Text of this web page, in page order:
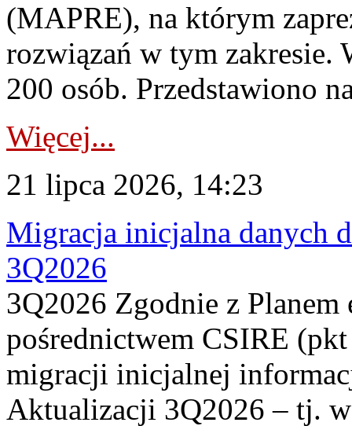
(MAPRE), na którym
rozwiązań w tym zakresie.
200 osób. Przedstawiono
Więcej...
21 lipca 2026, 14:23
Migracja inicjalna danych
3Q2026
3Q2026 Zgodnie z
pośrednictwem CSIRE
migracji inicjalnej
Aktualizacji 3Q2026 – tj.